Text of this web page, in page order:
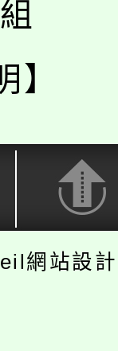
】
網站設